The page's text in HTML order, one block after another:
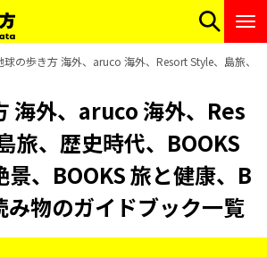
球の歩き方 海外、aruco 海外、Resort Style、島旅、
海外、aruco 海外、Res
、歴史時代、BOOKS
、BOOKS 旅と健康、B
み物のガイドブック一覧